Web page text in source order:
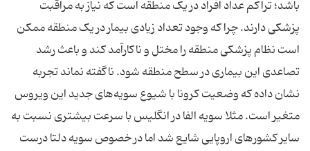
باشد؛ تراکم عداد افراد در یک منطقه است که نیاز به مراقبت
پزشکی دارند. چرا که وجود تعداد زیادی بیمار در یک منطقه ممکن
است نظام پزشکی منطقه را مختل و ناکارآمد کند و باعث رشد
تصاعدی این بیماری در سطح منطقه شود. ناگفته نماند تجربه
نشان داده که وضعیت کرونا با شیوع سویه‌های جدید این ویروس
متغیر است. مثلا سویه الفا در انگلیس با سرعت بیشتری نسبت به
سایر کشورهای اروپایی شایع شد اما در خصوص سویه دلتا درست